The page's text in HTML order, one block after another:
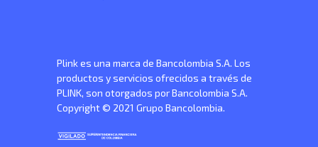
Plink es una marca de Bancolombia S.A. Los
productos y servicios ofrecidos a través de
PLINK, son otorgados por Bancolombia S.A.
Copyright © 2021 Grupo Bancolombia.